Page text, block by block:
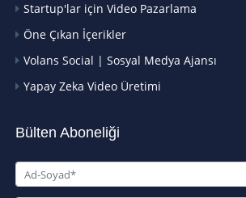
Startup'lar için Video Pazarlama
Öne Çıkan İçerikler
Volans Social | Sosyal Medya Ajansı
Yapay Zeka Video Üretimi
Bülten Aboneliği